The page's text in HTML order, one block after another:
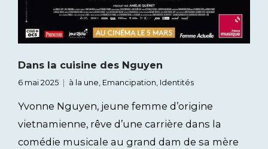
Dans la cuisine des Nguyen
6 mai 2025 à la une, Emancipation, Identités
Yvonne Nguyen, jeune femme d’origine
vietnamienne, rêve d’une carrière dans la
comédie musicale au grand dam de sa mère